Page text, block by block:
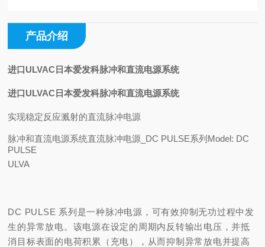
产品介绍
进口ULVAC日本爱发科脉冲和直流电源系统
进口ULVAC日本爱发科脉冲和直流电源系统
实现稳定反应溅射的直流脉冲电源
脉冲和直流电源系统直流脉冲电源_DC PULSE系列 Model: DC
PULSE
ULVA
DC PULSE 系列是一种脉冲电源，可有效抑制无功过程中发
生的异常放电。 该电源在设定的周期内反转输出电压，并抵
消目标表面的电荷积累（充电），从而抑制异常放电并提高